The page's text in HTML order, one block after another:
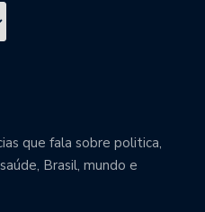
que fala sobre politica,
Brasil, mundo e